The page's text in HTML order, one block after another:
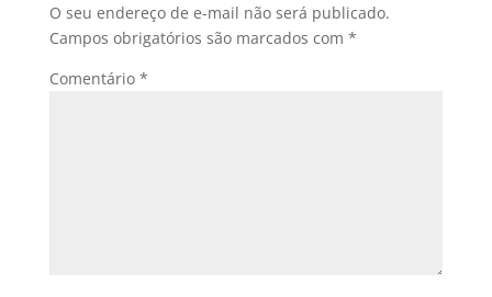
O seu endereço de e-mail não será publicado.
Campos obrigatórios são marcados com *
Comentário *